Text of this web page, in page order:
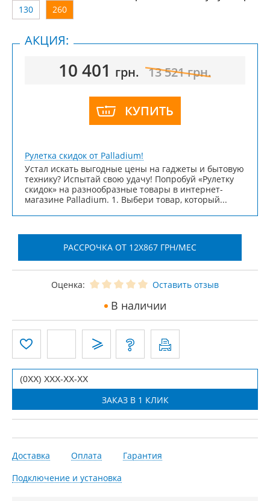
130 260
10 401 грн. 13 521грн.
КУПИТЬ
АКЦИЯ:
Рулетка скидок от Palladium!
Устал искать выгодные цены на гаджеты и бытовую
технику? Испытай свою удачу! Попробуй «Рулетку
скидок» на разнообразные товары в интернет-
магазине Palladium. 1. Выбери товар, который...
РАССРОЧКА ОТ 12X867 ГРН/МЕС
Оценка: Оставить отзыв
В наличии
Доставка Оплата
Гарантия
Подключение и установка